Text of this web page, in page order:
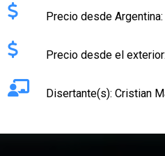
Precio desde
Precio desde el
Disertante(s): Cristian